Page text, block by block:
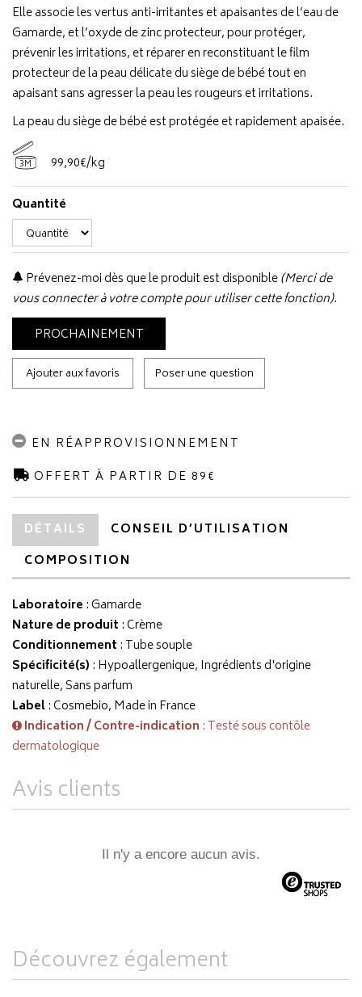
Elle associe les vertus anti-irritantes et apaisantes de l’eau de
Gamarde, et l’oxyde de zinc protecteur, pour protéger,
prévenir les irritations, et réparer en reconstituant le film
protecteur de la peau délicate du siège de bébé tout en
apaisant sans agresser la peau les rougeurs et irritations.
La peau du siège de bébé est protégée et rapidement apaisée.
3M 99,90€/kg
Quantité
Prévenez-moi dès que le produit est disponible(Merci de
vous connecter à votre compte pour utiliser cette fonction).
PROCHAINEMENT
Ajouter aux favoris Poser une question
EN RÉAPPROVISIONNEMENT
OFFERT À PARTIR DE 89€
DÉTAILS
CONSEIL D’UTILISATION
COMPOSITION
Laboratoire :Gamarde
Nature de produit : Crème
Conditionnement : Tube souple
Spécificité(s) : Hypoallergenique, Ingrédients d'origine
naturelle, Sans parfum
Label: Cosmebio, Made in France
Indication / Contre-indication : Testé sous contôle
dermatologique
Avis clients
Il n'y a encore aucun avis.
Découvrez également